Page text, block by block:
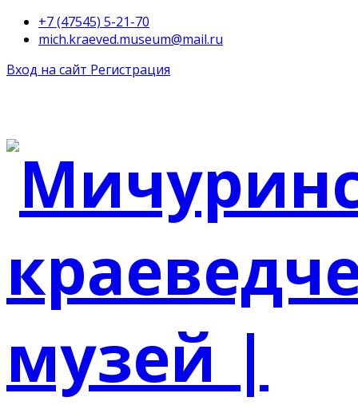
+7 (47545) 5-21-70
mich.kraeved.museum@mail.ru
Вход на сайт Регистрация